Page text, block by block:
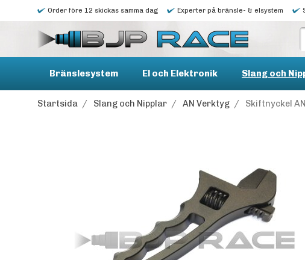
Order före 12 skickas samma dag Experter på bränsle- & elsystem
Bränslesystem El och Elektronik Slang och
Startsida / Slang och Nipplar / AN Verktyg / Skiftnyckel